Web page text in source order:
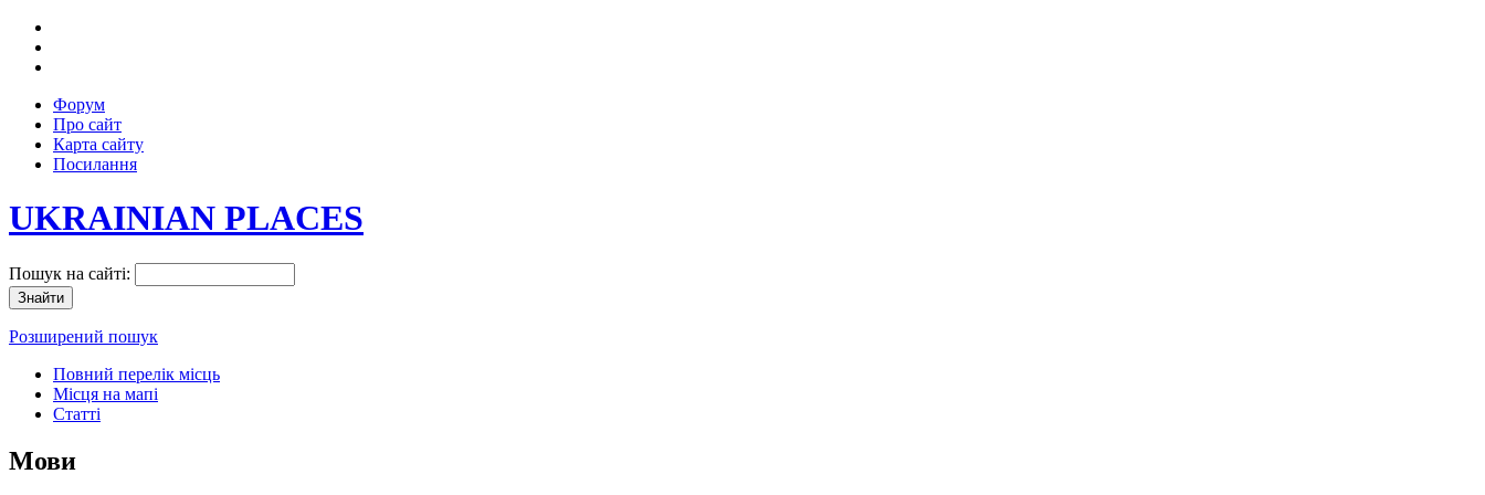
Форум
Про сайт
Карта сайту
Посилання
UKRAINIAN PLACES
Пошук на сайті:
Розширений пошук
Повний перелік місць
Місця на мапі
Статті
Мови